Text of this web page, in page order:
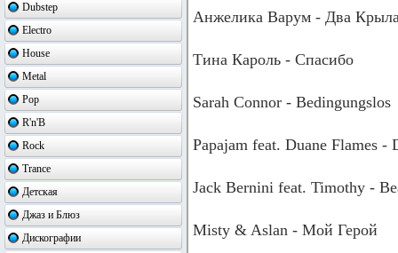
Dubstep
Electro
House
Metal
Pop
R'n'B
Rock
Trance
Детская
Джаз и Блюз
Дискографии
Анжелика Варум - Два
Тина Кароль - Спасибо
Sarah Connor - Bedingungslos
Papajam feat. Duane Flames -
Jack Bernini feat. Timothy -
Misty & Aslan - Мой Герой